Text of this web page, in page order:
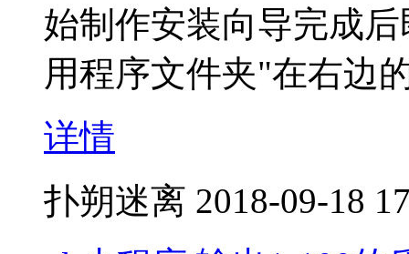
始制作安装向导完成
用程序文件夹"在右边
详情
扑朔迷离 2018-09-18